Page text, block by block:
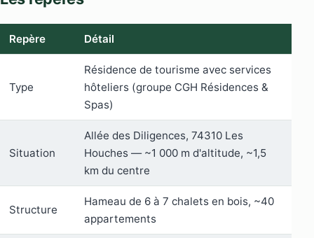
Repère Détail
Type
Résidence de tourisme avec services
hôteliers (groupe CGH Résidences &
Spas)
Situation
Allée des Diligences, 74310 Les
Houches — ~1 000 m d'altitude, ~1,5
km du centre
Structure
Hameau de 6 à 7 chalets en bois, ~40
appartements